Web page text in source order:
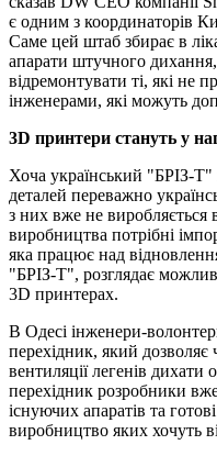
є одним з координаторів
Саме цей штаб збирає в
апарати штучного
відремонтувати ті, які не
інженерами, які можуть
3D принтери стануть у
Хоча український "БРІЗ-
деталей переважно
з них вже не виробляється
виробництва потрібні
яка працює над
"БРІЗ-Т", розглядає
3D принтерах.
В Одесі інженери-
перехідник, який дозволяє
вентиляції легенів
перехідник розробники
існуючих апаратів та
виробництво яких хочуть